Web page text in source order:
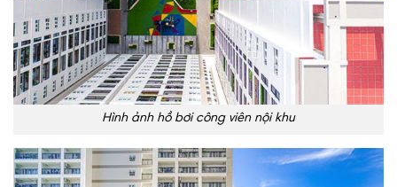
Hình ảnh hồ bơi công viên nội khu